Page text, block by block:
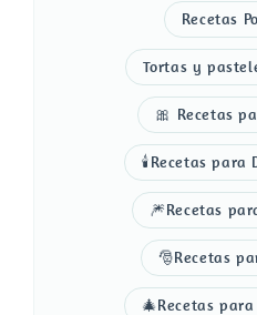
Recetas
Tortas y
🎀 Recetas
🕯️Recetas para
🎆Recetas
🎅Recetas
🎄Recetas